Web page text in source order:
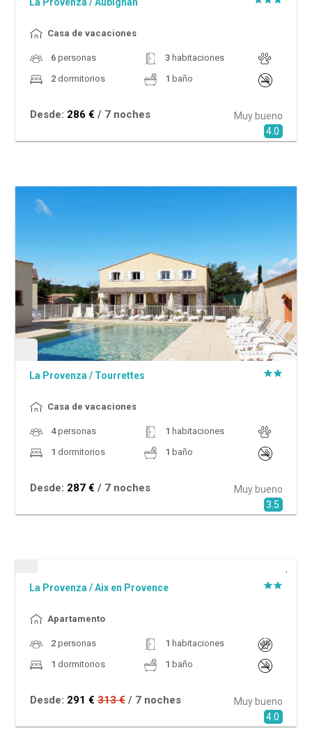
Casa de vacaciones
6personas 3habitaciones
2dormitorios 1 baño
Desde: 286 € / 7 noches
Muy bueno
4.0
La Provenza / Tourrettes
Casa de vacaciones
4personas 1 habitaciones
1 dormitorios 1 baño
Desde: 287 € / 7 noches
Muy bueno
3.5
Dto. %
La Provenza /Aix en Provence
Apartamento
2personas 1 habitaciones
1 dormitorios 1 baño
Desde: 291 € 313 € / 7 noches
Muy bueno
4.0